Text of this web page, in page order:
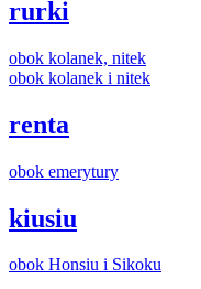
rurki
obok kolanek, nitek
obok kolanek i nitek
renta
obok emerytury
kiusiu
obok Honsiu i Sikoku